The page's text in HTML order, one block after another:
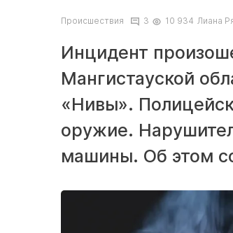
Происшествия 3 10 934 Лиана
Инцидент
Мангистауской
«Нивы».
оружие.
машины. Об этом